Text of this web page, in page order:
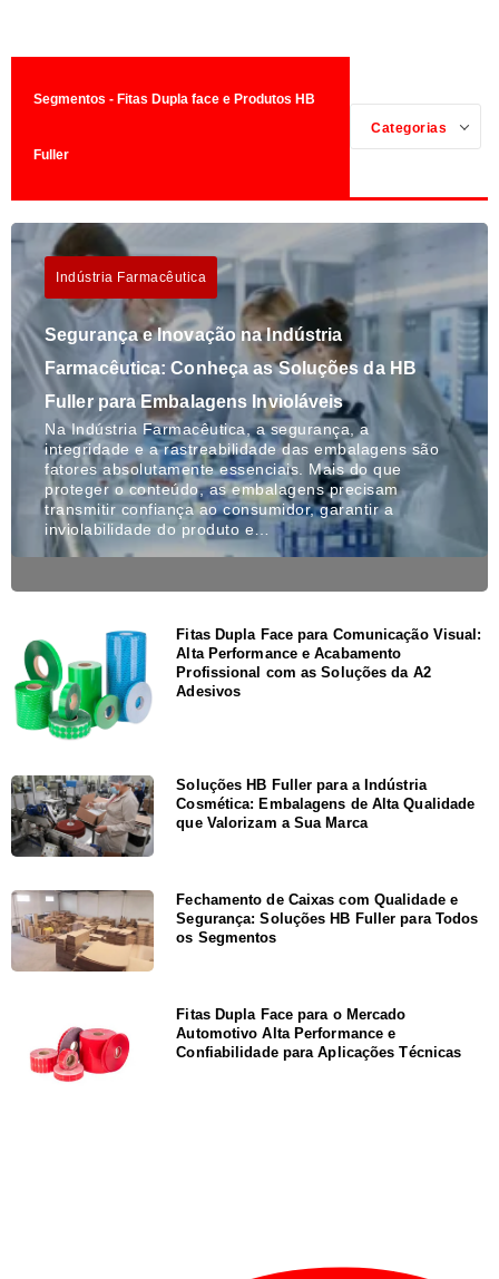
Segmentos - Fitas Dupla face e Produtos HB
Fuller
Categorias
Indústria Farmacêutica
Segurança e Inovação na Indústria
Farmacêutica: Conheça as Soluções da HB
Fuller para Embalagens Invioláveis
Na Indústria Farmacêutica, a segurança, a
integridade e a rastreabilidade das embalagens são
fatores absolutamente essenciais. Mais do que
proteger o conteúdo, as embalagens precisam
transmitir confiança ao consumidor, garantir a
inviolabilidade do produto e…
Fitas Dupla Face para Comunicação Visual:
Alta Performance e Acabamento
Profissional com as Soluções da A2
Adesivos
Soluções HB Fuller para a Indústria
Cosmética: Embalagens de Alta Qualidade
que Valorizam a Sua Marca
Fechamento de Caixas com Qualidade e
Segurança: Soluções HB Fuller para Todos
os Segmentos
Fitas Dupla Face para o Mercado
Automotivo Alta Performance e
Confiabilidade para Aplicações Técnicas